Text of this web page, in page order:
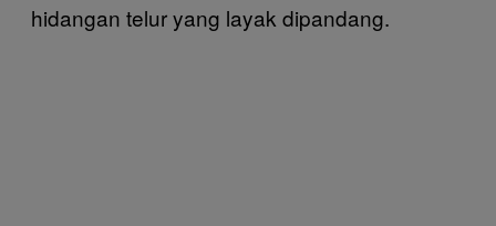
hidangan telur yang layak dipandang.